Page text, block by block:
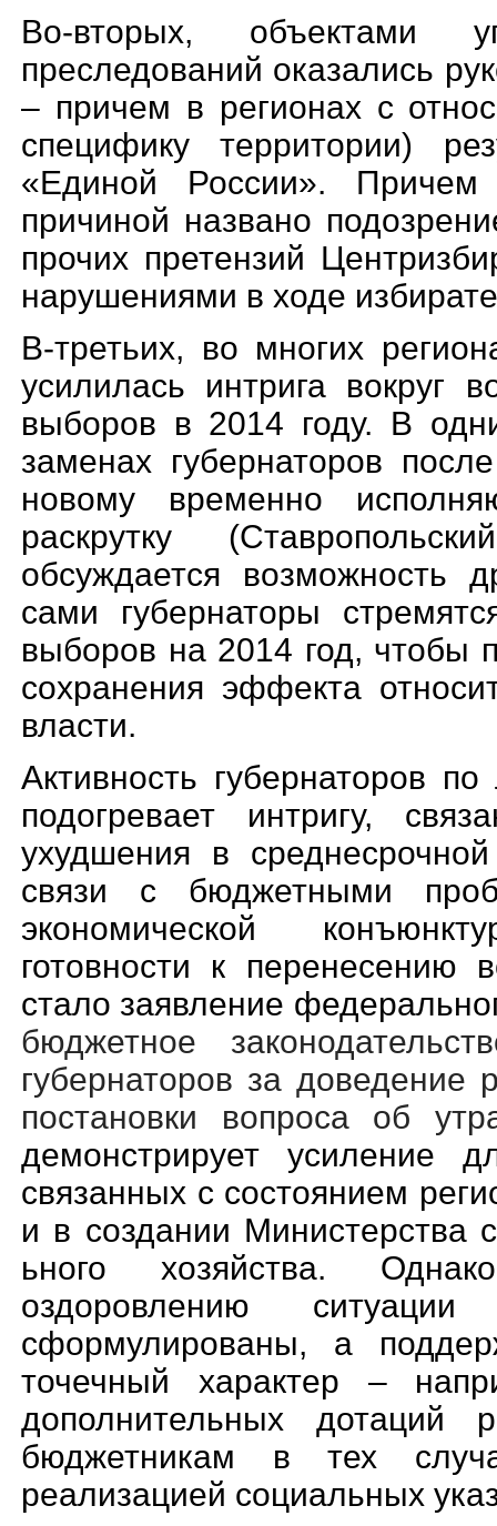
Во-вторых, объектами
преследований оказались
– причем в регионах с
специфику территории)
«Единой России».
причиной названо
прочих претензий
нарушениями в ходе
В-третьих, во многих
усилилась интрига вокруг
выборов в 2014 году. В
заменах губернаторов
новому временно
раскрутку
обсуждается возможность
сами губернаторы
выборов на 2014 год, чтобы
сохранения эффекта
власти.
Активность губернаторов
подогревает интригу,
ухудшения в
связи с бюджетными
экономической
готовности к перенесению
стало заявление
бюджетное
губернаторов за доведение
постановки вопроса об
демонстрирует усиление
связанных с состоянием
и в создании Министерства
ьного хозяйства.
оздоровлению
сформулированы, а
точечный характер –
дополнительных дотаций
бюджетникам в тех
реализацией социальных